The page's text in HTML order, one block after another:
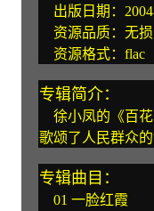
出版日期：
资源品质：无损
资源格式：flac
专辑简介：
徐小凤的《百花
歌颂了人民群众
专辑曲目：
01 一脸红霞